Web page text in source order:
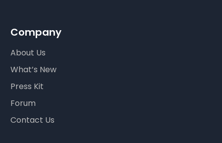
Company
About Us
What’s New
Press Kit
Forum
Contact Us